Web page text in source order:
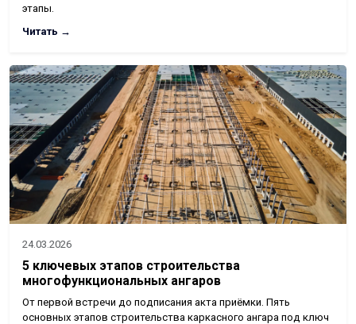
этапы.
Читать →
24.03.2026
5 ключевых этапов строительства
многофункциональных ангаров
От первой встречи до подписания акта приёмки. Пять
основных этапов строительства каркасного ангара под ключ